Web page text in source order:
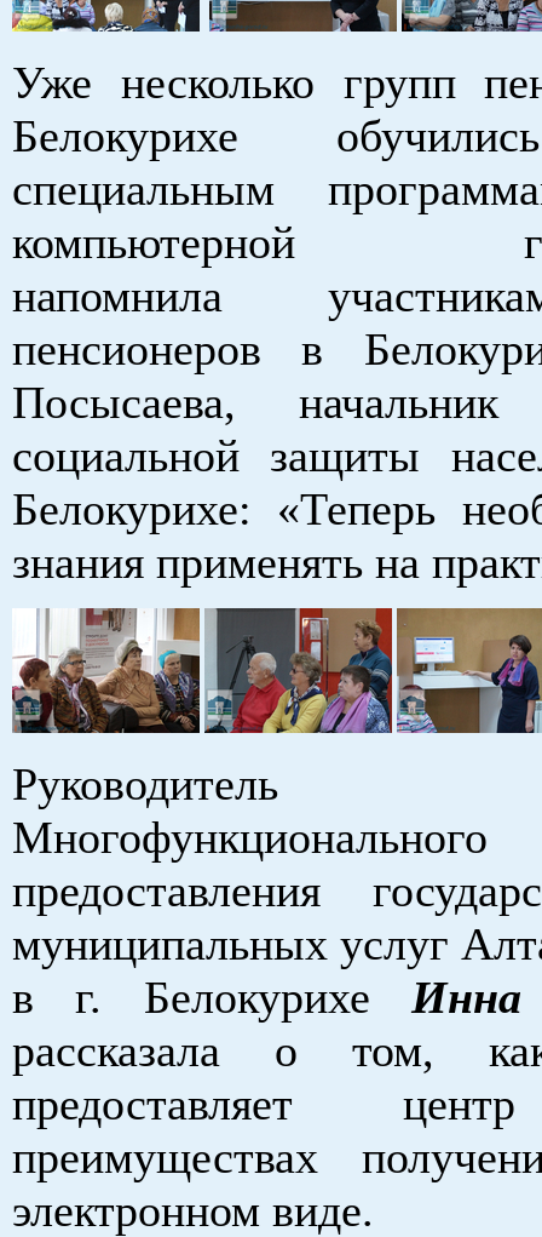
Уже несколько групп
Белокурихе
специальным
компьютерной
напомнила
пенсионеров в
Посысаева, начальник
социальной защиты
Белокурихе: «Теперь
знания применять на
Руководитель
предоставления
муниципальных услуг
в г. Белокурихе Инна
рассказала о том,
предоставляет
преимуществах
электронном виде.